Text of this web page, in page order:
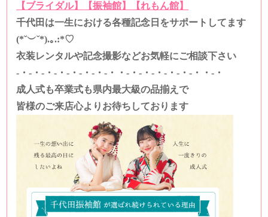
【ブライダル】
【振袖館】
【れもん館】
千代田は一生における各種記念日をサポートしてます
(*˘︶˘*).｡.:*♡
衣装レンタルや記念撮影などお気軽にご相談下さい
-・-・-・-・-・-・-・-・・-・-・-・-・-・-・・-・
成人式も卒業式も県内最大級の品揃えで
皆様のご来店心よりお待ちしております